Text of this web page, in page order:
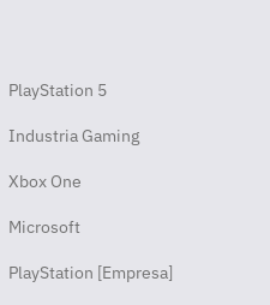
PlayStation 5
Industria Gaming
Xbox One
Microsoft
PlayStation [Empresa]